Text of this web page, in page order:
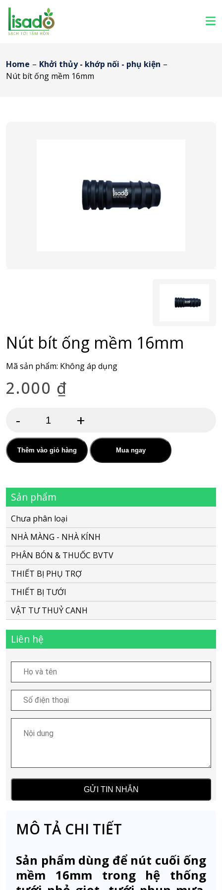
Home – Khởi thủy - khớp nối - phụ kiện –
Nút bít ống mềm 16mm
Nút bít ống mềm 16mm
Mã sản phẩm: Không áp dụng
2.000 ₫
- Nút
bít
ống
16mm
số
lượng
+
Thêm vào giỏ hàng Mua ngay
Sản phẩm
Chưa phân loại
NHÀ MÀNG - NHÀ KÍNH
PHÂN BÓN & THUỐC BVTV
THIẾT BỊ PHỤ TRỢ
THIẾT BỊ TƯỚI
VẬT TƯ THUỶ CANH
Liên hệ
MÔ TẢ CHI TIẾT
Sản phẩm dùng để nút cuối ống
mềm 16mm trong hệ thống